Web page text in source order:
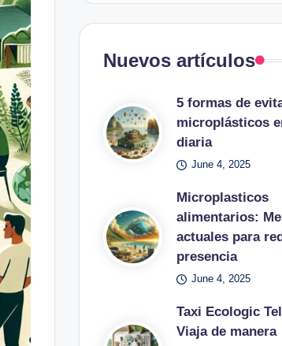
Nuevos artículos
5 formas de
microplásticos
diaria
June 4, 2025
Microplasticos
alimentarios:
actuales para
presencia
June 4, 2025
Taxi Ecologic
Viaja de manera